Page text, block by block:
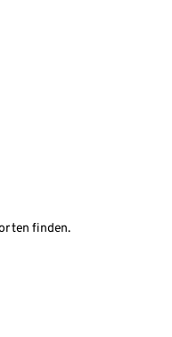
finden.